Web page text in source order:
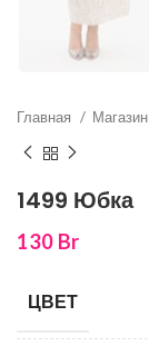
Главная Магазин
1499 Юбка
130 Br
ЦВЕТ